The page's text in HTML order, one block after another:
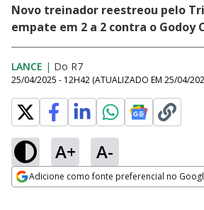
Novo treinador reestreou pelo
empate em 2 a 2 contra o Godoy
LANCE | Do R7
25/04/2025 - 12H42 (ATUALIZADO EM 25/04/
A+ A-
Adicione como fonte preferencial no